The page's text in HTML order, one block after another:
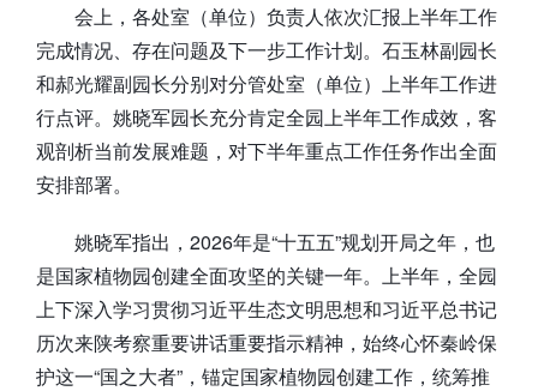
会上，各处室（单位）负责人依次汇报上半年工作
完成情况、存在问题及下一步工作计划。石玉林副园长
和郝光耀副园长分别对分管处室（单位）上半年工作进
行点评。姚晓军园长充分肯定全园上半年工作成效，客
观剖析当前发展难题，对下半年重点工作任务作出全面
安排部署。
姚晓军指出，2026年是“十五五”规划开局之年，也
是国家植物园创建全面攻坚的关键一年。上半年，全园
上下深入学习贯彻习近平生态文明思想和习近平总书记
历次来陕考察重要讲话重要指示精神，始终心怀秦岭保
护这一“国之大者”，锚定国家植物园创建工作，统筹推